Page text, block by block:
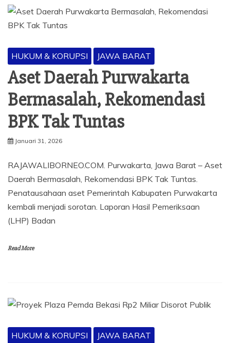
HUKUM & KORUPSI JAWA BARAT
Aset Daerah Purwakarta
Bermasalah, Rekomendasi
BPK Tak Tuntas
Januari 31, 2026
RAJAWALIBORNEO.COM. Purwakarta, Jawa Barat – Aset
Daerah Bermasalah, Rekomendasi BPK Tak Tuntas.
Penatausahaan aset Pemerintah Kabupaten Purwakarta
kembali menjadi sorotan. Laporan Hasil Pemeriksaan
(LHP) Badan
Read More
HUKUM & KORUPSI JAWA BARAT